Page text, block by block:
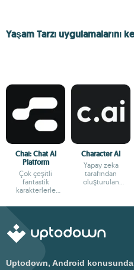
Yaşam Tarzı uygulamalarını
Chai: Chat AI
Platform
Çok çeşitli
fantastik
karakterlerle
Character AI
Yapay zeka
tarafından
oluşturulan
Uptodown, Android